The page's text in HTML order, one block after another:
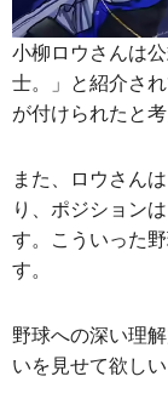
小柳ロウさんは
士。」と紹介さ
が付けられたと考
また、ロウさん
り、ポジション
す。こういった
す。
野球への深い理
いを見せて欲しい